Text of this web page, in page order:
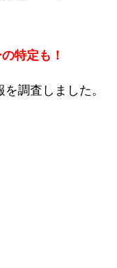
特定も！
調査しました。